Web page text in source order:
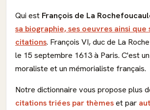
Qui est François de La
sa biographie, ses oeuvres ainsi
citations. François VI, duc de La
le 15 septembre 1613 à Paris. C'est
moraliste et un mémorialiste français.
Notre dictionnaire vous propose plus
citations triées par thèmeset par